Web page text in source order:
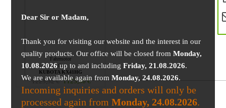
Dear Sir or Madam,
Thank you for visiting our website and the interest in our
quality products. Our office will be closed fromMonday,
10.08.2026up to and includingFriday, 21.08.2026.
We are available again fromMonday, 24.08.2026.
Incoming inquiries and orders will only be
processed again fromMonday, 24.08.2026.
Fahrmotor
für
KUBOTA KX41HG
1223,32€ 1123,36€